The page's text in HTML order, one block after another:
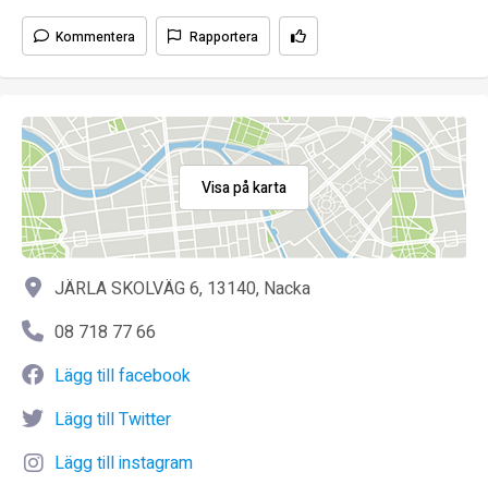
Kommentera Rapportera
Visa på karta
JÄRLA SKOLVÄG 6, 13140, Nacka
08 718 77 66
Lägg till facebook
Lägg till Twitter
Lägg till instagram